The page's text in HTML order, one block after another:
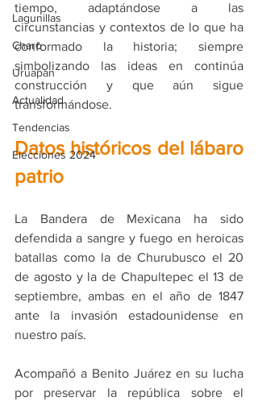
Lagunillas
Charo
Uruapan
Actualidad
Tendencias
Elecciones 2024
tiempo, adaptándose a las
circunstancias y contextos de lo que ha
conformado la historia; siempre
simbolizando las ideas en continúa
construcción y que aún sigue
transformándose.
Datos históricos del lábaro
patrio
La Bandera de Mexicana ha sido
defendida a sangre y fuego en heroicas
batallas como la de Churubusco el 20
de agosto y la de Chapultepec el 13 de
septiembre, ambas en el año de 1847
ante la invasión estadounidense en
nuestro país.
Acompañó a Benito Juárez en su lucha
por preservar la república sobre el